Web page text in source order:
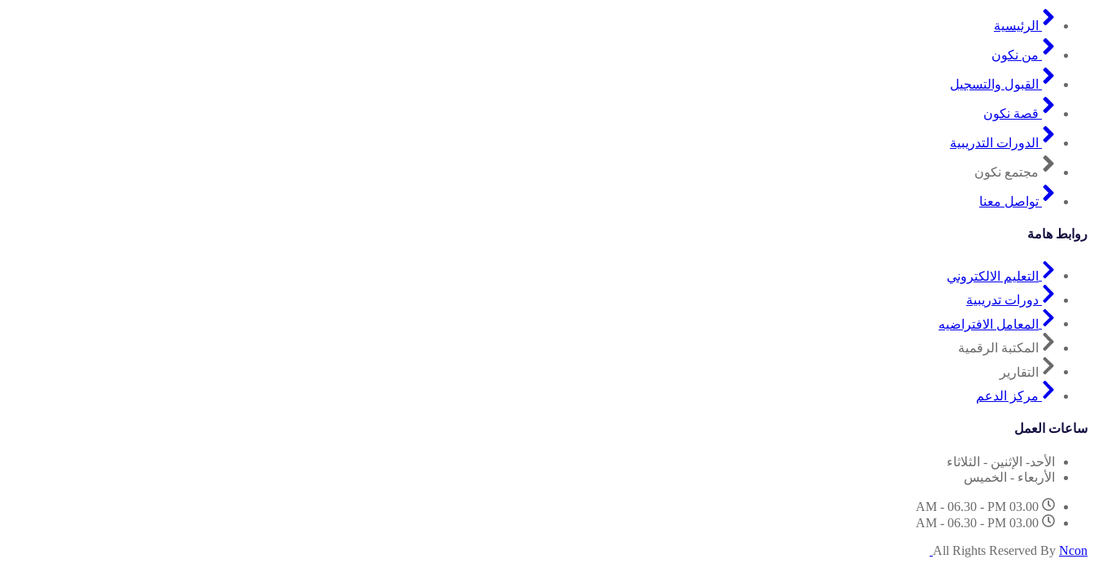
الرئيسية
من نكون
القبول والتسجيل
قصة نكون
الدورات التدريبية
مجتمع نكون
تواصل معنا
روابط هامة
التعليم الالكتروني
دورات تدريبية
المعامل الافتراضيه
المكتبة الرقمية
التقارير
مركز الدعم
ساعات العمل
الأحد- الإثنين - الثلاثاء
الأربعاء - الخميس
03.00 AM - 06.30 - PM
03.00 AM - 06.30 - PM
All Rights Reserved By Ncon